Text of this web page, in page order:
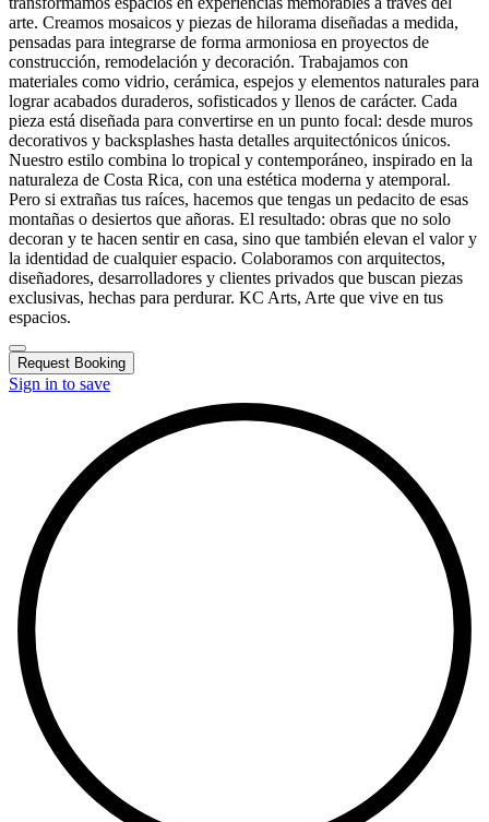
arte. Creamos mosaicos y piezas de hilorama diseñadas a medida,
pensadas para integrarse de forma armoniosa en proyectos de
construcción, remodelación y decoración. Trabajamos con
materiales como vidrio, cerámica, espejos y elementos naturales para
lograr acabados duraderos, sofisticados y llenos de carácter. Cada
pieza está diseñada para convertirse en un punto focal: desde muros
decorativos y backsplashes hasta detalles arquitectónicos únicos.
Nuestro estilo combina lo tropical y contemporáneo, inspirado en la
naturaleza de Costa Rica, con una estética moderna y atemporal.
Pero si extrañas tus raíces, hacemos que tengas un pedacito de esas
montañas o desiertos que añoras. El resultado: obras que no solo
decoran y te hacen sentir en casa, sino que también elevan el valor y
la identidad de cualquier espacio. Colaboramos con arquitectos,
diseñadores, desarrolladores y clientes privados que buscan piezas
exclusivas, hechas para perdurar. KC Arts, Arte que vive en tus
espacios.
Request Booking
Sign in to save